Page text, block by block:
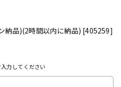
納品)(2時間以内に納品) [405259]
力してください